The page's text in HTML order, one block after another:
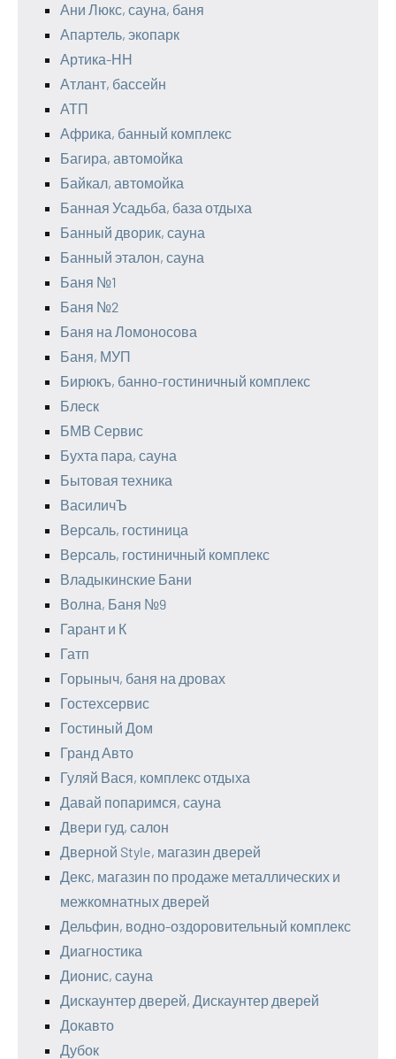
Ани Люкс, сауна, баня
Апартель, экопарк
Артика-НН
Атлант, бассейн
АТП
Африка, банный комплекс
Багира, автомойка
Байкал, автомойка
Банная Усадьба, база отдыха
Банный дворик, сауна
Банный эталон, сауна
Баня №1
Баня №2
Баня на Ломоносова
Баня, МУП
Бирюкъ, банно-гостиничный комплекс
Блеск
БМВ Сервис
Бухта пара, сауна
Бытовая техника
ВасиличЪ
Версаль, гостиница
Версаль, гостиничный комплекс
Владыкинские Бани
Волна, Баня №9
Гарант и К
Гатп
Горыныч, баня на дровах
Гостехсервис
Гостиный Дом
Гранд Авто
Гуляй Вася, комплекс отдыха
Давай попаримся, сауна
Двери гуд, салон
Дверной Style, магазин дверей
Декс, магазин по продаже металлических и
межкомнатных дверей
Дельфин, водно-оздоровительный комплекс
Диагностика
Дионис, сауна
Дискаунтер дверей, Дискаунтер дверей
Докавто
Дубок